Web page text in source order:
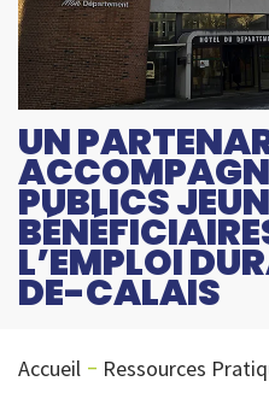
UN
PUBLICS
L’EMPLOI
DE-CALAIS
Accueil Ressources